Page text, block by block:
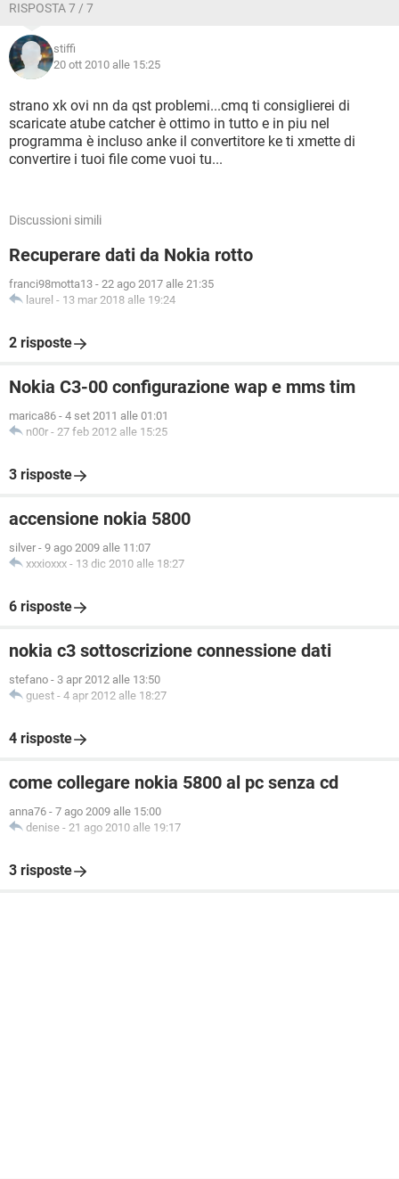
RISPOSTA 7 / 7
stiffi
20 ott 2010 alle 15:25
strano xk ovi nn da qst problemi...cmq ti consiglierei di
scaricate atube catcher è ottimo in tutto e in piu nel
programma è incluso anke il convertitore ke ti xmette di
convertire i tuoi file come vuoi tu...
Discussioni simili
Recuperare dati da Nokia rotto
franci98motta13 - 22 ago 2017 alle 21:35
laurel - 13 mar 2018 alle 19:24
2 risposte
Nokia C3-00 configurazione wap e mms tim
marica86 - 4 set 2011 alle 01:01
n00r - 27 feb 2012 alle 15:25
3 risposte
accensione nokia 5800
silver - 9 ago 2009 alle 11:07
xxxioxxx - 13 dic 2010 alle 18:27
6 risposte
nokia c3 sottoscrizione connessione dati
stefano - 3 apr 2012 alle 13:50
guest - 4 apr 2012 alle 18:27
4 risposte
come collegare nokia 5800 al pc senza cd
anna76 - 7 ago 2009 alle 15:00
denise - 21 ago 2010 alle 19:17
3 risposte